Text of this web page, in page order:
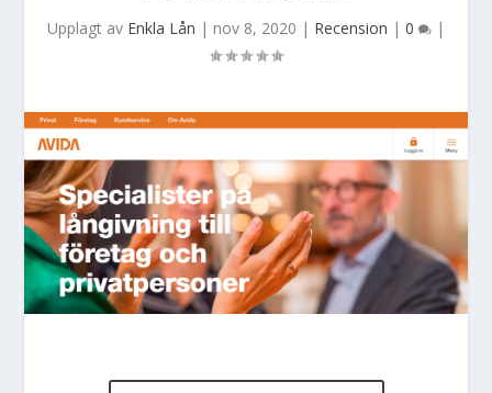
Upplagt av Enkla Lån | nov 8, 2020 | Recension | 0 |